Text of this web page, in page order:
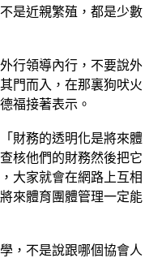
是近親繁殖，都是少數
行領導內行，不要說外
門而入，在那裏狗吠火
福接著表示。
財務的透明化是將來體
核他們的財務然後把它
大家就會在網路上互相
來體育團體管理一定能
，不是說跟哪個協會人